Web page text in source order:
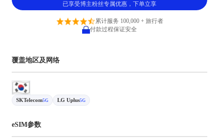
已享受博主粉丝专属优惠，下单立享
累计服务 100,000 + 旅行者
付款过程保证安全
覆盖地区及网络
SKTelecom5G LG Uplus5G
eSIM参数